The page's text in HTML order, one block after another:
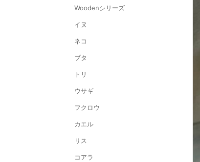
Woodenシリーズ
イヌ
ネコ
ブタ
トリ
ウサギ
フクロウ
カエル
リス
コアラ